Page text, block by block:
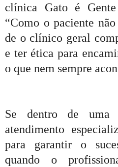
clínica Gato é
“Como o paciente
de o clínico geral
e ter ética para
o que nem sempre
Se dentro de uma
atendimento
para garantir o
quando o